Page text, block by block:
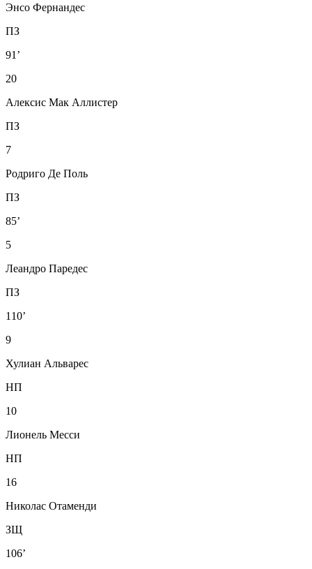
Энсо Фернандес
ПЗ
91’
20
Алексис Мак Аллистер
ПЗ
7
Родриго Де Поль
ПЗ
85’
5
Леандро Паредес
ПЗ
110’
9
Хулиан Альварес
НП
10
Лионель Месси
НП
16
Николас Отаменди
ЗЩ
106’